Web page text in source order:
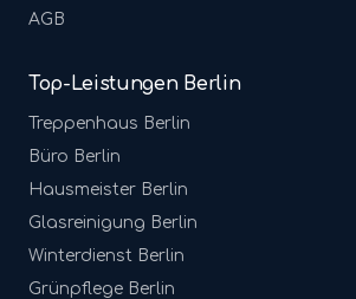
AGB
Top-Leistungen Berlin
Treppenhaus Berlin
Büro Berlin
Hausmeister Berlin
Glasreinigung Berlin
Winterdienst Berlin
Grünpflege Berlin